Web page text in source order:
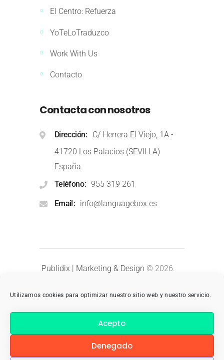
Utilizamos cookies para optimizar nuestro sitio web y nuestro servicio.
Acepto
Denegado
El Centro: Refuerza
YoTeLoTraduzco
Work With Us
Contacto
Contacta con nosotros
Dirección
C/ Herrera El Viejo, 1A -
41720 Los Palacios (SEVILLA)
España
Teléfono
955 319 261
Email info@languagebox.es
Publidix | Marketing & Design © 2026.
Aviso Legal
FAQs: Preguntas Frecuentes